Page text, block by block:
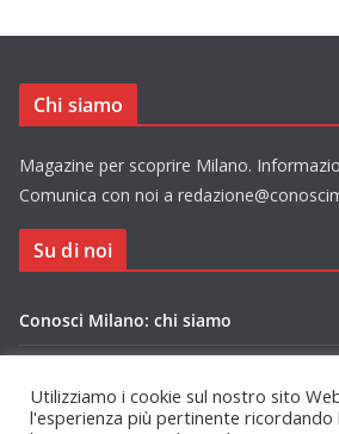
Chi siamo
Magazine per scoprire Milano.
Comunica con noi a
Su di noi
Conosci Milano: chi siamo
Utilizziamo i cookie sul nostro sito
l'esperienza più pertinente ricordando